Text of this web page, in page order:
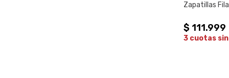
Zapatillas
$ 111.999
3 cuotas